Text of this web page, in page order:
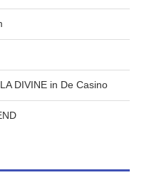
DIVINE in De Casino